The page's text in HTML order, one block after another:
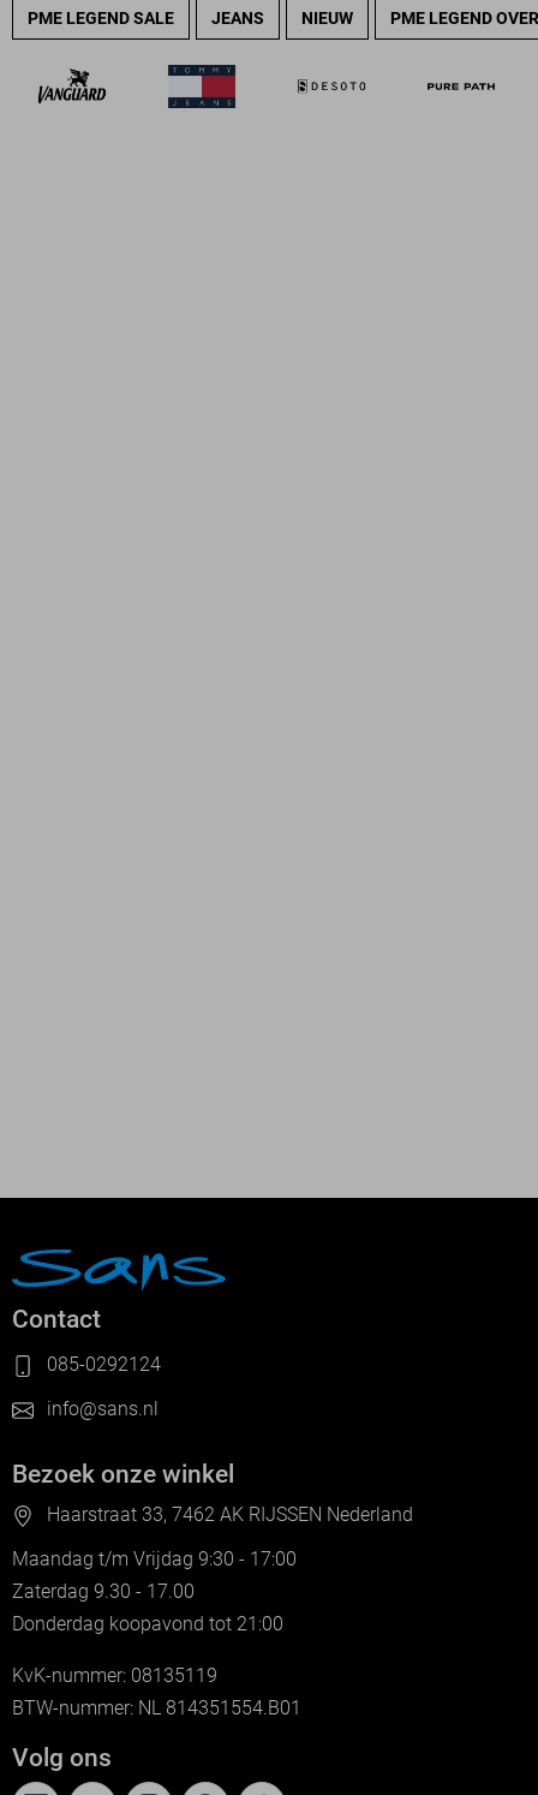
PME LEGEND SALE JEANS NIEUW PME LEGEND
Contact
085-0292124
info@sans.nl
Bezoek onze winkel
Haarstraat 33, 7462 AK RIJSSEN Nederland
Maandag t/m Vrijdag 9:30 - 17:00
Zaterdag 9.30 - 17.00
Donderdag koopavond tot 21:00
KvK-nummer: 08135119
BTW-nummer: NL 814351554.B01
Volg ons